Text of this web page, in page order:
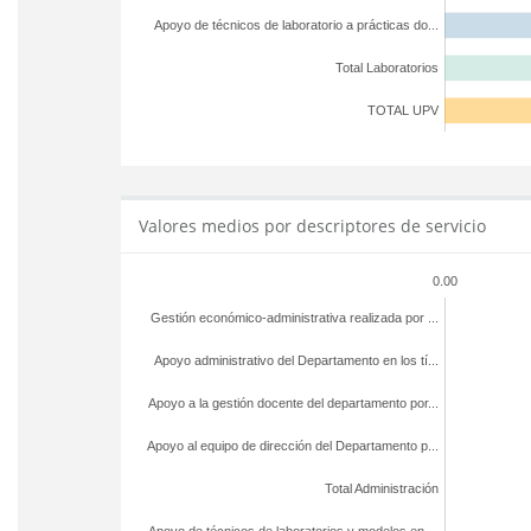
TOTAL UPV
Total Laboratorios
Apoyo de técnicos de laboratorio a prácticas do...
Valores medios por descriptores de servicio
0.00
Total Administración
Apoyo al equipo de dirección del Departamento p...
Apoyo a la gestión docente del departamento por...
Apoyo administrativo del Departamento en los tí...
Gestión económico-administrativa realizada por ...